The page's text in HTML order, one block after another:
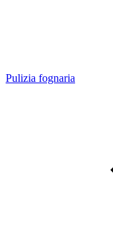
Pulizia fognaria